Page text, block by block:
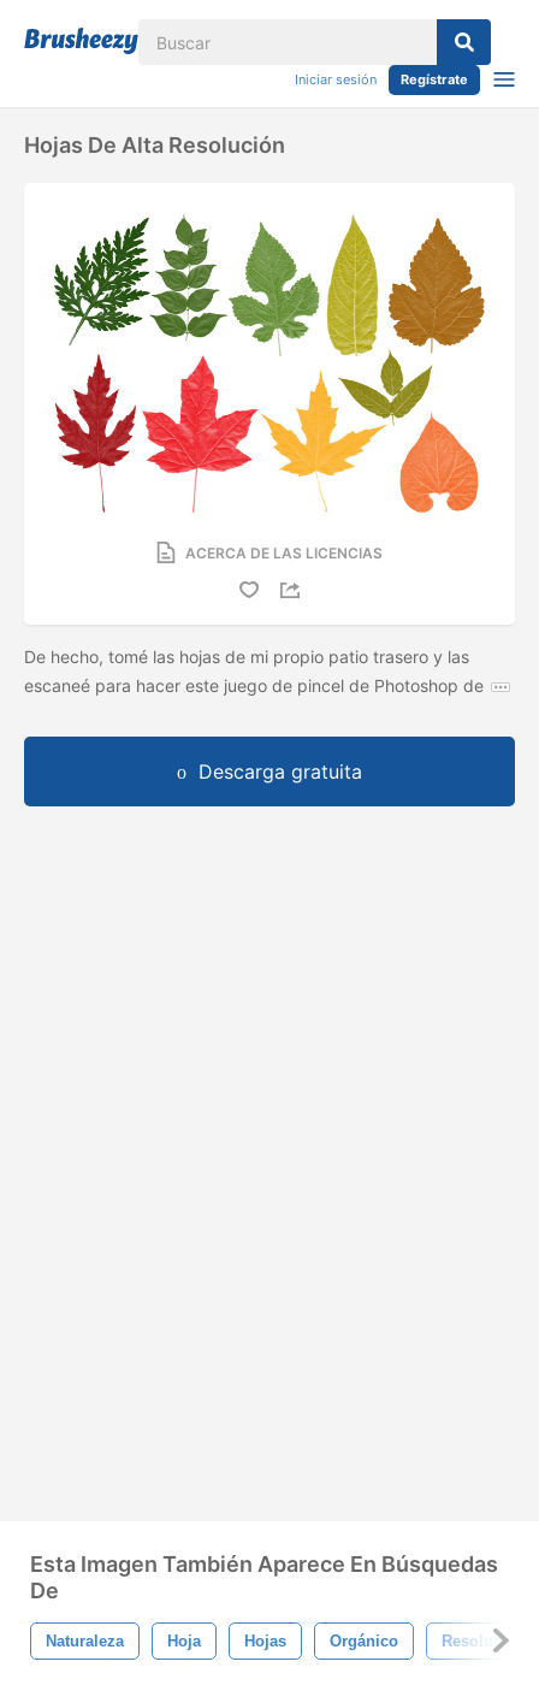
Iniciar sesión Regístrate
Hojas De Alta Resolución
ACERCA DE LAS LICENCIAS
De hecho, tomé las hojas de mi propio patio trasero y las
escaneé para hacer este juego de pincel de Photoshop de
Descarga gratuita
Esta Imagen También Aparece En Búsquedas
De
Naturaleza Hoja Hojas Orgánico Resolución